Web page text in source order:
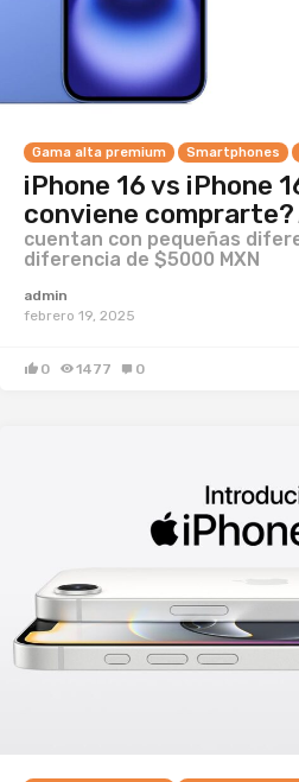
Gama alta premium Smartphones
iPhone 16 vs iPhone
conviene comprarte?
cuentan con pequeñas
diferencia de $5000 MXN
admin
febrero 19, 2025
0 1477 0